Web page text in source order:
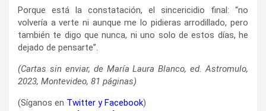
Porque está la constatación, el sincericidio final: “no
volvería a verte ni aunque me lo pidieras arrodillado, pero
también te digo que nunca, ni uno solo de estos días, he
dejado de pensarte”.
(Cartas sin enviar, de María Laura Blanco, ed. Astromulo,
2023, Montevideo, 81 páginas)
(Síganos en Twitter yFacebook)